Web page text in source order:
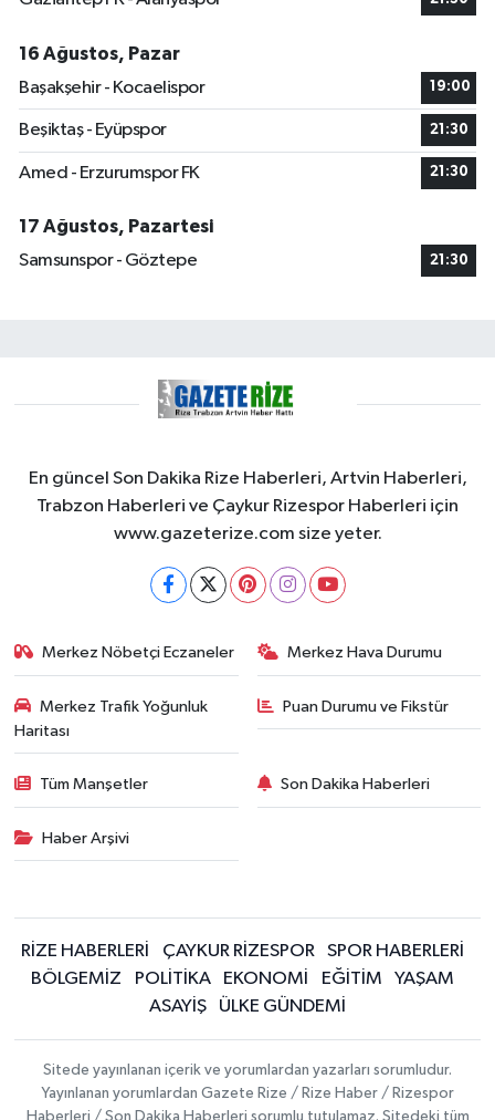
16 Ağustos, Pazar
Başakşehir - Kocaelispor
19:00
Beşiktaş - Eyüpspor 21:30
Amed - Erzurumspor FK 21:30
17 Ağustos, Pazartesi
Samsunspor - Göztepe
21:30
En güncel Son Dakika Rize Haberleri, Artvin Haberleri,
Trabzon Haberleri ve Çaykur Rizespor Haberleri için
www.gazeterize.com size yeter.
Merkez Nöbetçi Eczaneler Merkez Hava Durumu
Merkez Trafik Yoğunluk
Haritası
Puan Durumu ve Fikstür
Tüm Manşetler Son Dakika Haberleri
Haber Arşivi
RİZE HABERLERİ ÇAYKUR RİZESPOR
SPOR HABERLERİ
BÖLGEMİZ
POLİTİKA EKONOMİ EĞİTİM
YAŞAM
ASAYİŞ
ÜLKE GÜNDEMİ
Sitede yayınlanan içerik ve yorumlardan yazarları sorumludur.
Yayınlanan yorumlardan Gazete Rize / Rize Haber / Rizespor
Haberleri / Son Dakika Haberleri sorumlu tutulamaz. Sitedeki tüm